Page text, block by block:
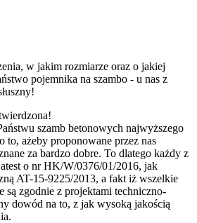
w jakim rozmiarze oraz o jakiej
pojemnika na szambo - u nas z
szamb betonowych najwyższego
to, ażeby proponowane przez nas
za bardzo dobre. To dlatego każdy z
o nr HK/W/0376/01/2016, jak
AT-15-9225/2013, a fakt iż wszelkie
są zgodnie z projektami techniczno-
dowód na to, z jak wysoką jakością